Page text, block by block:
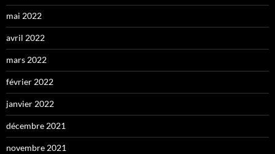
mai 2022
avril 2022
mars 2022
février 2022
janvier 2022
décembre 2021
novembre 2021